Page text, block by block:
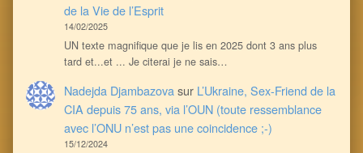
de la Vie de l’Esprit
14/02/2025
UN texte magnifique que je lis en 2025 dont 3 ans plus
tard et...et ... Je citerai je ne sais…
Nadejda Djambazova sur L’Ukraine, Sex-Friend de la
CIA depuis 75 ans, via l’OUN (toute ressemblance
avec l’ONU n’est pas une coincidence ;-)
15/12/2024